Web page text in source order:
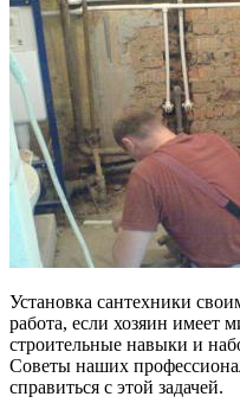
Установка сантехники
работа, если хозяин имеет
строительные навыки и
Советы наших
справиться с этой задачей.